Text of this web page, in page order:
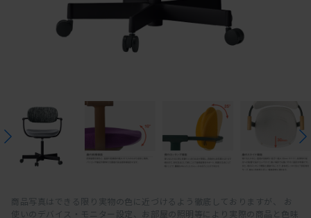
商品写真はできる限り実物の色に近づけるよう徹底しておりますが、 お
使いのデバイス・モニター設定、お部屋の照明等により実際の商品と色味